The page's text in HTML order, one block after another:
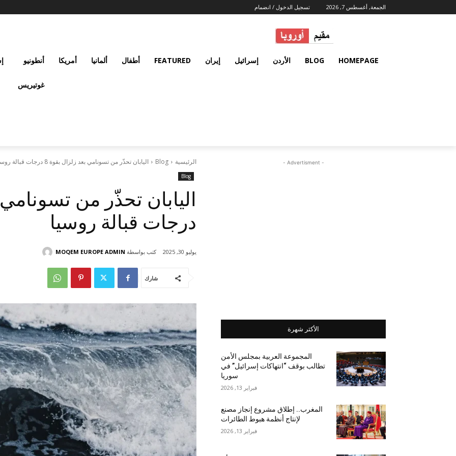
الجمعة, أغسطس 7, 2026 تسجيل الدخول / انضمام
HOMEPAGE
BLOG الأردن إسرائيل إيران FEATURED أطفال ألمانيا أمريكا أنطونيو
غوتيريس
الرئيسية Blog اليابان تحذّر من تسونامي بعد زلزال بقوة 8 درجات قبالة روسيا
Blog
درجات قبالة روسيا
يوليو 30, 2025 كتب بواسطة MOQEM EUROPE ADMIN
شارك
- Advertisment -
الأكثر شهرة
المجموعة العربية بمجلس الأمن
تطالب بوقف “انتهاكات إسرائيل” في
سوريا
فبراير 13, 2026
المغرب.. إطلاق مشروع إنجاز مصنع
لإنتاج أنظمة هبوط الطائرات
فبراير 13, 2026